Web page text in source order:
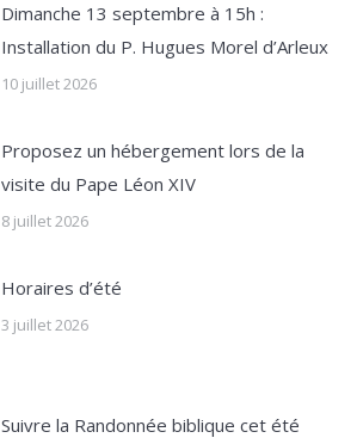
Dimanche 13 septembre à 15h :
Installation du P. Hugues Morel d’Arleux
10 juillet 2026
Proposez un hébergement lors de la
visite du Pape Léon XIV
8 juillet 2026
Horaires d’été
3 juillet 2026
Suivre la Randonnée biblique cet été